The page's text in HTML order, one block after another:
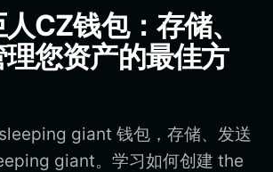
CZ钱包：存储、
您资产的最佳方
giant 钱包，存储、发送
giant。学习如何创建 the